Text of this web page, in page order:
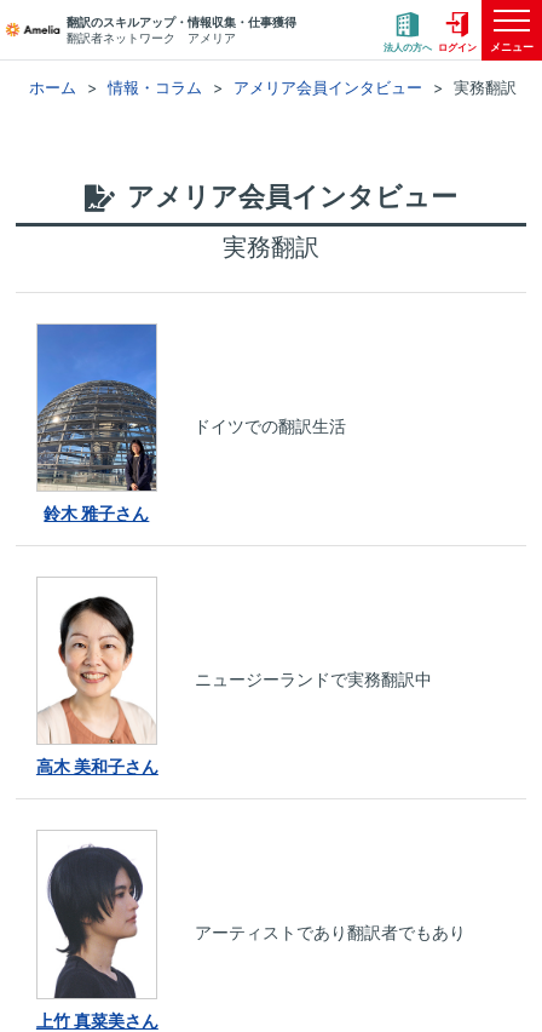
翻訳のスキルアップ・情報収集・仕事獲得
翻訳者ネットワーク アメリア
法人の方へ ログイン メニュー
ホーム 情報・コラム アメリア会員インタビュー 実務翻訳
アメリア会員インタビュー
実務翻訳
鈴木 雅子さん
ドイツでの翻訳生活
高木 美和子さん
ニュージーランドで実務翻訳中
上竹 真菜美さん
アーティストであり翻訳者でもあり